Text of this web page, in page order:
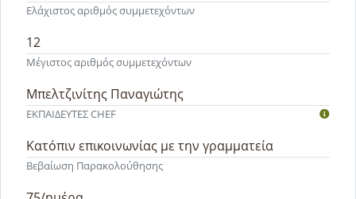
Ελάχιστος αριθμός συμμετεχόντων
Μέγιστος αριθμός συμμετεχόντων
12
ΕΚΠΑΙΔΕΥΤEΣ CHEF
Μπελτζινίτης Παναγιώτης
Βεβαίωση Παρακολούθησης
Κατόπιν επικοινωνίας με την γραμματεία